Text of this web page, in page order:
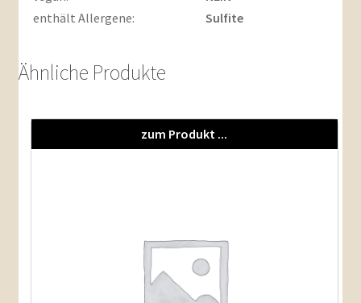
enthält Allergene:
Sulfite
Ähnliche Produkte
zum Produkt ...